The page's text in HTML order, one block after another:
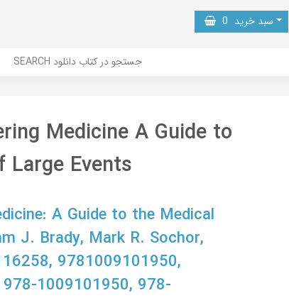
سبد خرید 0
SEARCH جستجو در کتاب دانلود
Medicine A Guide to
Large Events
A Guide to the Medical
J. Brady, Mark R. Sochor,
9781009101950,
1009101950, 978-